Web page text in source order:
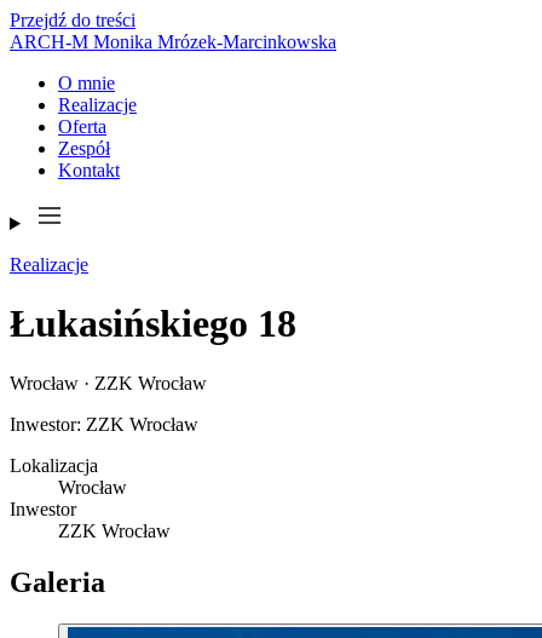
Przejdź do treści
ARCH-M Monika Mrózek-Marcinkowska
O mnie
Realizacje
Oferta
Zespół
Kontakt
Realizacje
Łukasińskiego 18
Wrocław · ZZK Wrocław
Inwestor: ZZK Wrocław
Lokalizacja
Wrocław
Inwestor
ZZK Wrocław
Galeria